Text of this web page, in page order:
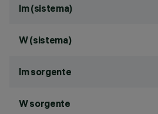
lm (sistema)
W (sistema)
lm sorgente
W sorgente